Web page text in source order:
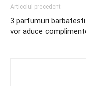
Articolul precedent
3 parfumuri
vor aduce